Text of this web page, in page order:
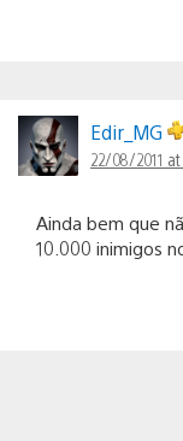
Edir_MG
22/08/2011 at
Ainda bem que
10.000 inimigos